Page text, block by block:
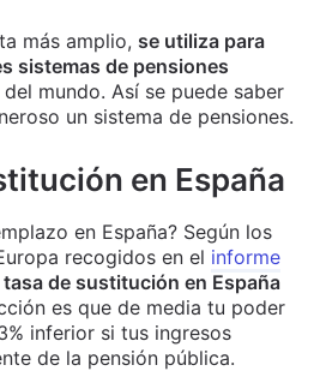
más amplio, se utiliza para
sistemas de pensiones
mundo. Así se puede saber
un sistema de pensiones.
en España
en España? Según los
recogidos en el informe
tasa de sustitución en España
es que de media tu poder
inferior si tus ingresos
de la pensión pública.